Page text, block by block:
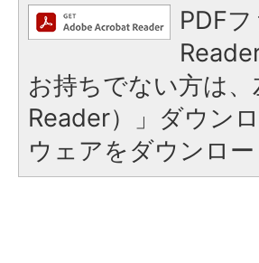
PDF
お持ちでない方は
Reader）」ダウン
ウェアをダウンロ